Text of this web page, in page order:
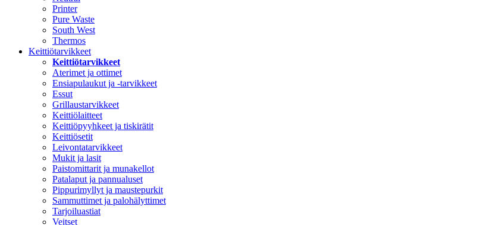
Printer
Pure Waste
South West
Thermos
Keittiötarvikkeet
Keittiötarvikkeet
Aterimet ja ottimet
Ensiapulaukut ja -tarvikkeet
Essut
Grillaustarvikkeet
Keittiölaitteet
Keittiöpyyhkeet ja tiskirätit
Keittiösetit
Leivontatarvikkeet
Mukit ja lasit
Paistomittarit ja munakellot
Patalaput ja pannualuset
Pippurimyllyt ja maustepurkit
Sammuttimet ja palohälyttimet
Tarjoiluastiat
Veitset